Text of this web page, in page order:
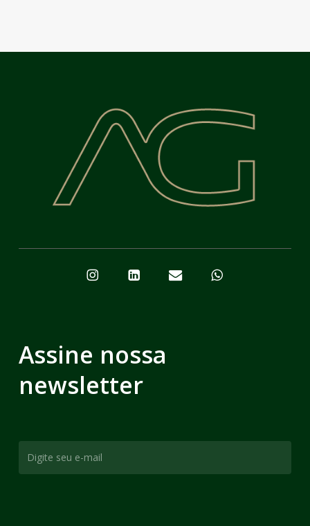
Assine nossa
newsletter